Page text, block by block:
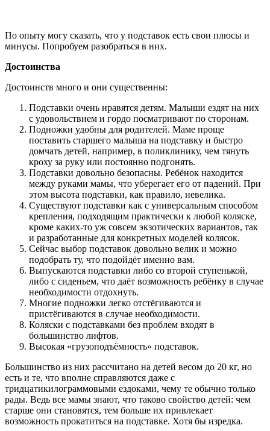
По опыту могу сказать, что у подставок есть свои плюсы и
минусы. Попробуем разобраться в них.
Достоинства
Достоинств много и они существенны:
Подставки очень нравятся детям. Малыши ездят на них
с удовольствием и гордо посматривают по сторонам.
Подножки удобны для родителей. Маме проще
поставить старшего малыша на подставку и быстро
домчать детей, например, в поликлинику, чем тянуть
кроху за руку или постоянно подгонять.
Подставки довольно безопасны. Ребёнок находится
между руками мамы, что уберегает его от падений. При
этом высота подставки, как правило, невелика.
Существуют подставки как с универсальным способом
крепления, подходящим практически к любой коляске,
кроме каких-то уж совсем экзотических вариантов, так
и разработанные для конкретных моделей колясок.
Сейчас выбор подставок довольно велик и можно
подобрать ту, что подойдёт именно вам.
Выпускаются подставки либо со второй ступенькой,
либо с сиденьем, что даёт возможность ребёнку в случае
необходимости отдохнуть.
Многие подножки легко отстёгиваются и
пристёгиваются в случае необходимости.
Коляски с подставками без проблем входят в
большинство лифтов.
Высокая «грузоподъёмность» подставок.
Большинство из них рассчитано на детей весом до 20 кг, но
есть и те, что вполне справляются даже с
тридцатикилограммовыми ездоками, чему те обычно только
рады. Ведь все мамы знают, что таково свойство детей: чем
старше они становятся, тем больше их привлекает
возможность прокатиться на подставке. Хотя бы изредка.